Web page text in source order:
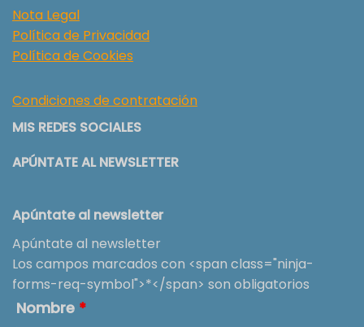
Nota Legal
Política de Privacidad
Política de Cookies
Condiciones de contratación
MIS REDES SOCIALES
APÚNTATE AL NEWSLETTER
Apúntate al newsletter
Apúntate al newsletter
Los campos marcados con <span class="ninja-
forms-req-symbol">*</span> son obligatorios
Nombre *